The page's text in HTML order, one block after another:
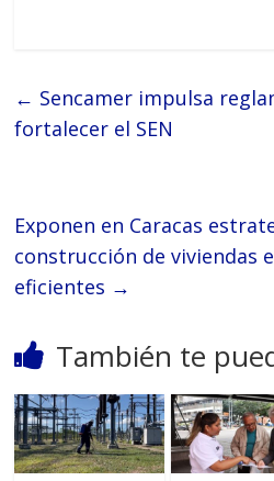
← Sencamer impulsa
fortalecer el SEN
Exponen en Caracas
construcción de viviendas
eficientes →
También te